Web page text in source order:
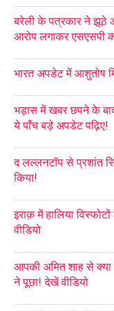
बरेली के पत्रकार ने झूठे
आरोप लगाकर एसएसपी
भारत अपडेट में आशुतोष
भड़ास में खबर छपने के बाद
ये पाँच बड़े अपडेट पढ़िए!
द लल्लनटॉप से प्रशांत
किया!
इराक़ में हालिया
वीडियो
आपकी अमित शाह से क्या
ने पूछा! देखें वीडियो